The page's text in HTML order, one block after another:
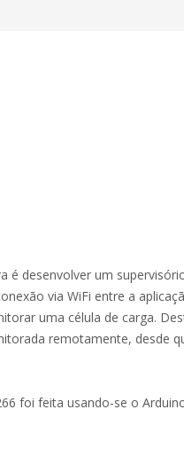
é desenvolver um
via WiFi entre a
uma célula de carga.
remotamente, desde
foi feita usando-se o